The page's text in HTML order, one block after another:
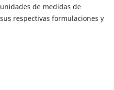
de medidas de
respectivas formulaciones y